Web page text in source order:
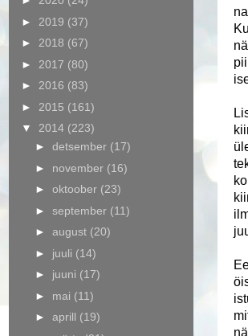
► 2019 (37)
► 2018 (67)
► 2017 (80)
► 2016 (83)
► 2015 (161)
▼ 2014 (223)
► detsember (17)
► november (16)
► oktoober (23)
► september (11)
► august (20)
► juuli (14)
► juuni (17)
► mai (11)
► aprill (19)